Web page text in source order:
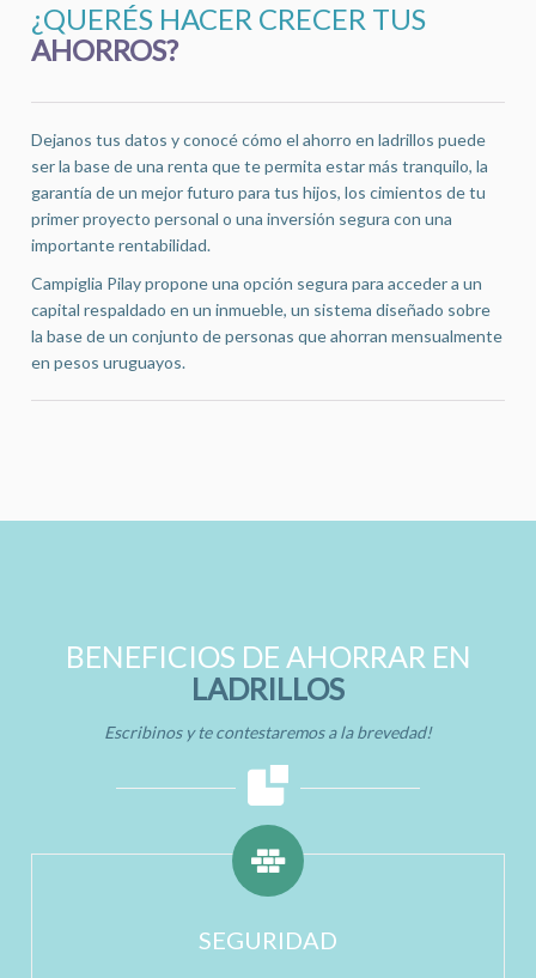
¿QUERÉS HACER CRECER TUS
AHORROS?
Dejanos tus datos y conocé cómo el ahorro en ladrillos puede
ser la base de una renta que te permita estar más tranquilo, la
garantía de un mejor futuro para tus hijos, los cimientos de tu
primer proyecto personal o una inversión segura con una
importante rentabilidad.
Campiglia Pilay propone una opción segura para acceder a un
capital respaldado en un inmueble, un sistema diseñado sobre
la base de un conjunto de personas que ahorran mensualmente
en pesos uruguayos.
BENEFICIOS DE AHORRAR EN
LADRILLOS
Escribinos y te contestaremos a la brevedad!
SEGURIDAD